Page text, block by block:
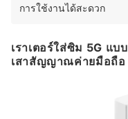
การใช้งานได้สะดวก
เราเตอร์ใส่ซิม 5G แ
เสาสัญญาณค่ายมือถือ